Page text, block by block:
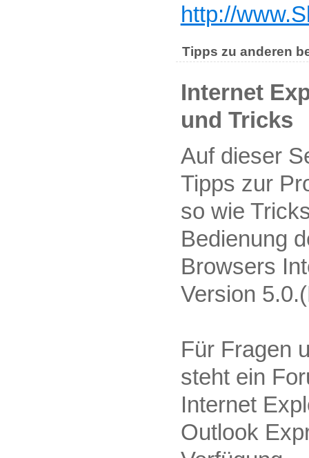
http://
Tipps zu anderen
Internet
und Tricks
Auf dieser
Tipps zur
so wie
Bedienung
Browsers
Version
Für Fragen
steht ein
Internet
Outlook